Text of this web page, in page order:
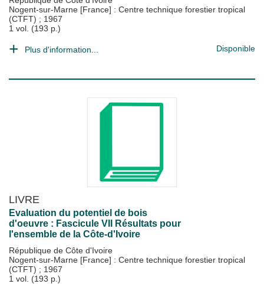
Nogent-sur-Marne [France] : Centre technique forestier tropical
(CTFT) ; 1967
1 vol. (193 p.)
Plus d'information... Disponible
LIVRE
Evaluation du potentiel de bois
d'oeuvre : Fascicule VII Résultats pour
l'ensemble de la Côte-d'Ivoire
République de Côte d'Ivoire
Nogent-sur-Marne [France] : Centre technique forestier tropical
(CTFT) ; 1967
1 vol. (193 p.)